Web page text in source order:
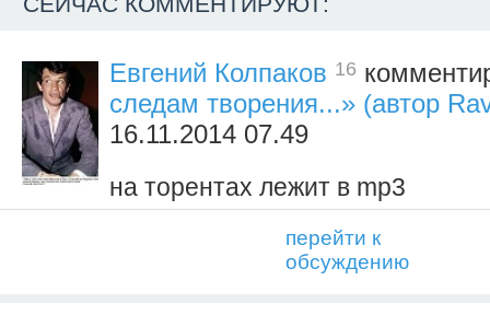
Евгений Колпаков 16
следам творения...» (автор
16.11.2014 07.49
на торентах лежит в mp3
перейти к
обсуждению